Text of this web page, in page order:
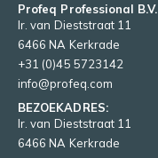
Profeq Professional B.V.
Ir. van Dieststraat 11
6466 NA Kerkrade
+31 (0)45 5723142
info@profeq.com
BEZOEKADRES:
Ir. van Dieststraat 11
6466 NA Kerkrade